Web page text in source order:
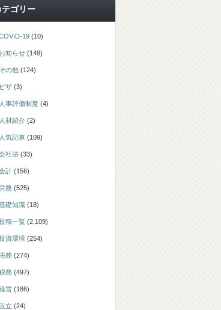
テゴリー
19 (10)
お知らせ (148)
その他 (124)
ビザ (3)
人事評価制度 (4)
人材紹介 (2)
人気記事 (109)
社法 (33)
計 (156)
務 (525)
礎知識 (18)
稿一覧 (2,109)
資環境 (254)
務 (274)
務 (497)
営 (186)
立 (24)